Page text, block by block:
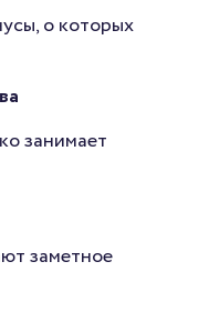
о которых
занимает
заметное